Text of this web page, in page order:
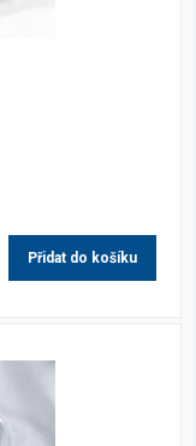
Přidat do košíku